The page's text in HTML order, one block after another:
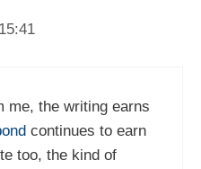
me, the writing earns
continues to earn
too, the kind of